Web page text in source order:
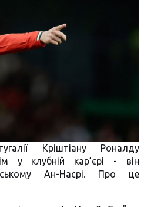
Кріштіану Роналду
у клубній кар’єрі - він
Ан-Насрі. Про це